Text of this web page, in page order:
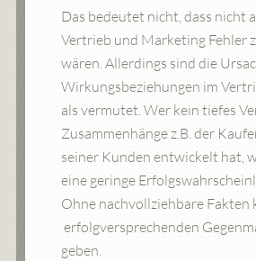
Das bedeutet nicht, dass nicht
Vertrieb und Marketing Fehler
wären. Allerdings sind die
Wirkungsbeziehungen im
als vermutet. Wer kein tiefes
Zusammenhänge z.B. der
seiner Kunden entwickelt hat,
eine geringe
Ohne nachvollziehbare Fakten
erfolgversprechenden
geben.